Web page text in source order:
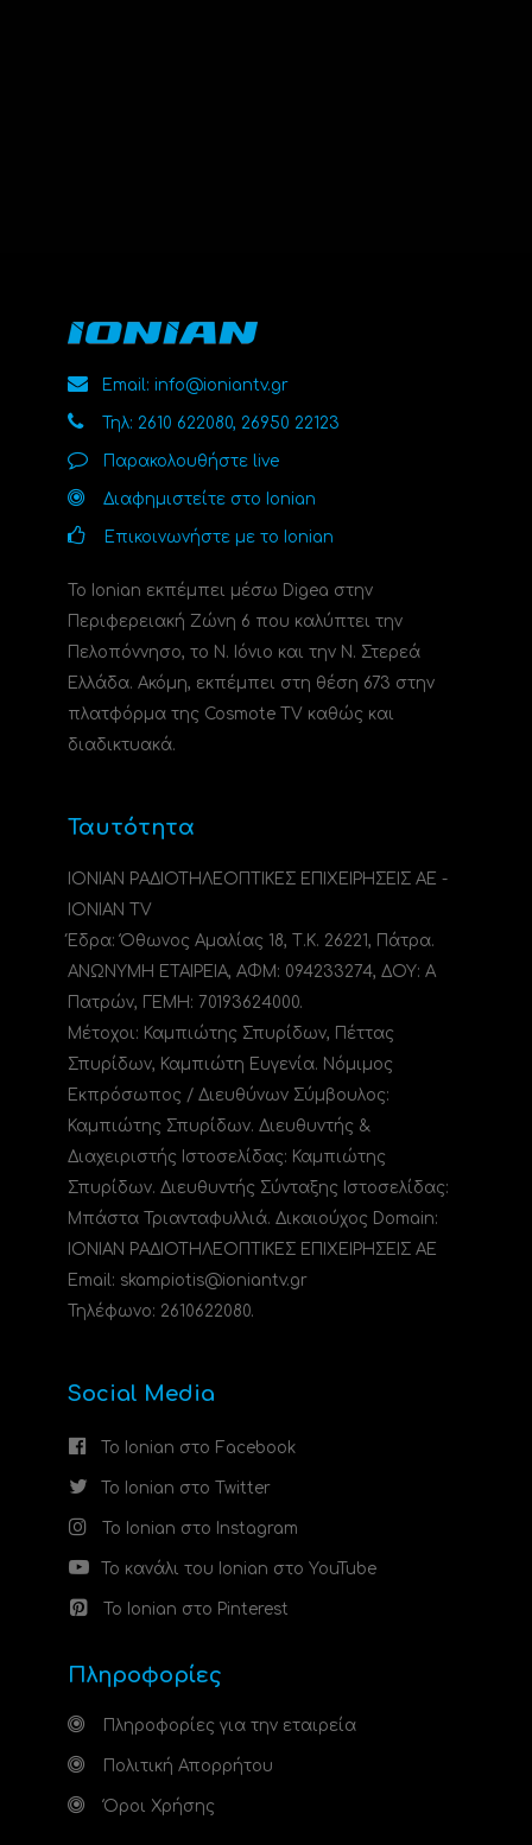
Email: info@ioniantv.gr
Τηλ: 2610 622080, 26950 22123
Παρακολουθήστε live
Διαφημιστείτε στο Ionian
Επικοινωνήστε με το Ionian
Το Ionian εκπέμπει μέσω Digea στην
Περιφερειακή Ζώνη 6 που καλύπτει την
Πελοπόννησο, το N. Ιόνιο και την Ν. Στερεά
Ελλάδα. Ακόμη, εκπέμπει στη θέση 673 στην
πλατφόρμα της Cosmote TV καθώς και
διαδικτυακά.
Ταυτότητα
ΙΟΝΙΑΝ ΡΑΔΙΟΤΗΛΕΟΠΤΙΚΕΣ ΕΠΙΧΕΙΡΗΣΕΙΣ ΑΕ -
IONIAN TV
Έδρα: Όθωνος Αμαλίας 18, Τ.Κ. 26221, Πάτρα.
ΑΝΩΝΥΜΗ ΕΤΑΙΡΕΙΑ, ΑΦΜ: 094233274, ΔΟΥ: A
Πατρών, ΓΕΜΗ: 70193624000.
Μέτοχοι: Καμπιώτης Σπυρίδων, Πέττας
Σπυρίδων, Καμπιώτη Ευγενία. Νόμιμος
Εκπρόσωπος / Διευθύνων Σύμβουλος:
Καμπιώτης Σπυρίδων. Διευθυντής &
Διαχειριστής Ιστοσελίδας: Καμπιώτης
Σπυρίδων. Διευθυντής Σύνταξης Ιστοσελίδας:
Μπάστα Τριανταφυλλιά. Δικαιούχος Domain:
ΙΟΝΙΑΝ ΡΑΔΙΟΤΗΛΕΟΠΤΙΚΕΣ ΕΠΙΧΕΙΡΗΣΕΙΣ ΑΕ
Email: skampiotis@ioniantv.gr
Τηλέφωνο: 2610622080.
Social Media
Το Ionian στο Facebook
Το Ionian στο Twitter
Το Ionian στο Instagram
Το κανάλι του Ionian στο YouTube
Το Ionian στο Pinterest
Πληροφορίες
Πληροφορίες για την εταιρεία
Πολιτική Απορρήτου
Όροι Χρήσης